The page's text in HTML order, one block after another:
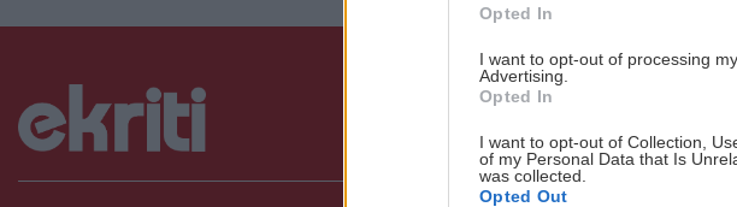
Opted In
I want to opt-out of processing
Advertising.
Opted In
I want to opt-out of Collection,
of my Personal Data that Is
was collected.
Opted Out